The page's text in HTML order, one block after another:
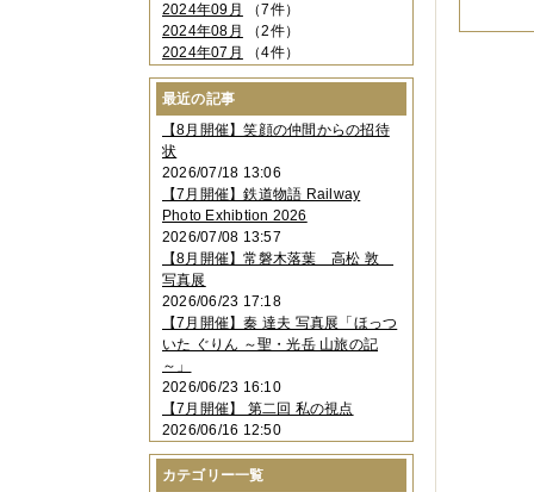
2024年09月
（7件）
2024年08月
（2件）
2024年07月
（4件）
2024年06月（4件）
2024年04月
2024年03月（3件）
2024年02月（2件）
2023年12月
2023年11月 （4件）
2023年10月（3件）
2023年09月（4件）
2023年08月 （1件）
2023年06月（3件）
2023年05月
2023年04月 （2件）
2023年03月（5件）
2023年02月（3件）
2023年01月
2022年12月 （3件）
2022年11月（2件）
2022年10月（4件）
2022年09月（2件）
2022年08月
（3件）
最近の記事
【8月開催】笑顔の仲間からの招待
状
2026/07/18 13:06
【7月開催】鉄道物語 Railway
Photo Exhibtion 2026
2026/07/08 13:57
【8月開催】常磐木落葉 高松 敦
写真展
2026/06/23 17:18
【7月開催】秦 達夫 写真展「ほっつ
いた ぐりん ～聖・光岳 山旅の記
～」
2026/06/23 16:10
【7月開催】 第二回 私の視点
2026/06/16 12:50
カテゴリー一覧